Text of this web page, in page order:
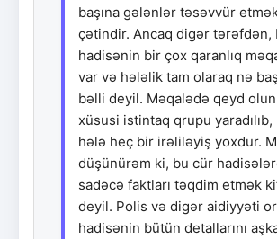
başına gələnlər təsəvvür
çətindir. Ancaq digər tərəfdən,
hadisənin bir çox qaranlıq
var və hələlik tam olaraq nə
bəlli deyil. Məqalədə qeyd
xüsusi istintaq qrupu yaradılıb,
hələ heç bir irəliləyiş yoxdur.
düşünürəm ki, bu cür
sadəcə faktları təqdim etmək
deyil. Polis və digər aidiyyəti
hadisənin bütün detallarını